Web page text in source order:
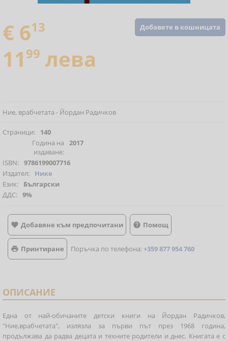
Добавете в кошницата
€ 613
11 99 лева
Ние, врабчетата - Йордан Радичков
Страници:
140
Година на
издаване:
2017
ISBN: 9786199007716
Издател:
Нике
Език:
Български
ДДС: 9%
 Добавяне към предпочитани  Помощ
 Принтиране Поръчка по телефона:+359 877 954 760
ОПИСАНИЕ
Една от най-обичаните детски книги на Йордан Радичков,
"Ние,врабчетата", излязла за първи път през 1968 година,
продължава да радва децата и техните родители и днес. Книгата е с